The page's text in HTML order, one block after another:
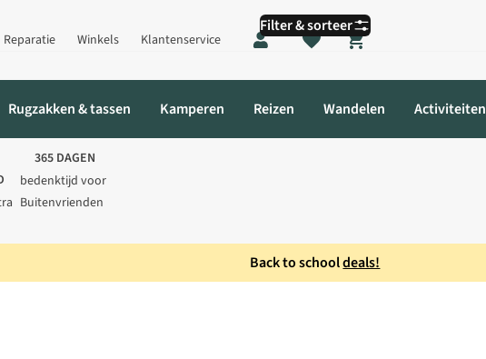
Reparatie Winkels Klantenservice
Shopping cart
Rugzakken & tassen Kamperen Reizen Wandelen Activiteiten
365 DAGEN
bedenktijd voor
Buitenvrienden
Back to schooldeals!
Filter & sorteer